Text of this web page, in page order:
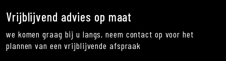
Vrijblijvend advies op maat
we komen graag bij u langs, neem contact op voor het
plannen van een vrijblijvende afspraak